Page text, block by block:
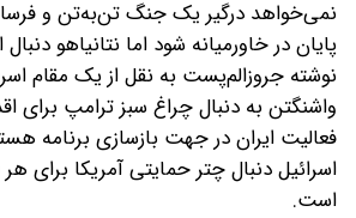
نمی‌خواهد درگیر یک جنگ تن‌به‌تن و
پایان در خاورمیانه شود اما نتانیاهو
نوشته جروزالم‌پست به نقل از یک مقام
واشنگتن به دنبال چراغ سبز ترامپ برای
فعالیت ایران در جهت بازسازی برنامه
اسرائیل دنبال چتر حمایتی آمریکا برای هر
است.